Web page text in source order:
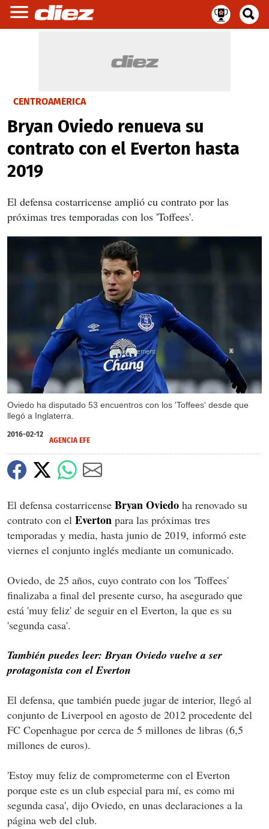
CENTROAMÉRICA
Bryan Oviedo renueva su
contrato con el Everton hasta
2019
El defensa costarricense amplió cu contrato por las
próximas tres temporadas con los 'Toffees'.
Oviedo ha disputado 53 encuentros con los 'Toffees' desde que
llegó a Inglaterra.
X
2016-02-12
AGENCIA EFE
El defensa costarricense Bryan Oviedo ha renovado su
contrato con el Everton para las próximas tres
temporadas y media, hasta junio de 2019, informó este
viernes el conjunto inglés mediante un comunicado.
Oviedo, de 25 años, cuyo contrato con los 'Toffees'
finalizaba a final del presente curso, ha asegurado que
está 'muy feliz' de seguir en el Everton, la que es su
'segunda casa'.
También puedes leer: Bryan Oviedo vuelve a ser
protagonista con el Everton
El defensa, que también puede jugar de interior, llegó al
conjunto de Liverpool en agosto de 2012 procedente del
FC Copenhague por cerca de 5 millones de libras (6,5
millones de euros).
'Estoy muy feliz de comprometerme con el Everton
porque este es un club especial para mí, es como mi
segunda casa', dijo Oviedo, en unas declaraciones a la
página web del club.